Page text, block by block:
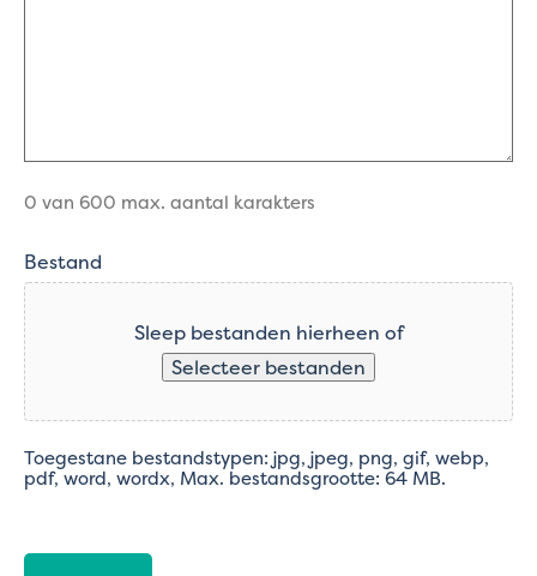
0 van 600 max. aantal karakters
Bestand
Sleep bestanden hierheen of
Selecteer bestanden
Toegestane bestandstypen: jpg, jpeg, png, gif, webp,
pdf, word, wordx, Max. bestandsgrootte: 64 MB.